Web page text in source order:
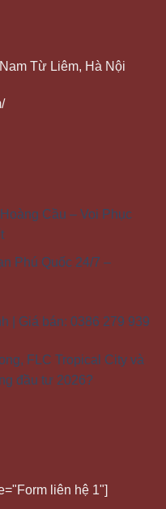
Từ Liêm, Hà Nội
Cầu – Voi Phục
Phú Quốc 24/7 –
| Giá bán: 0386 279 939
FLC Tropical City và
đầu tư 2026?
liên hệ 1"]